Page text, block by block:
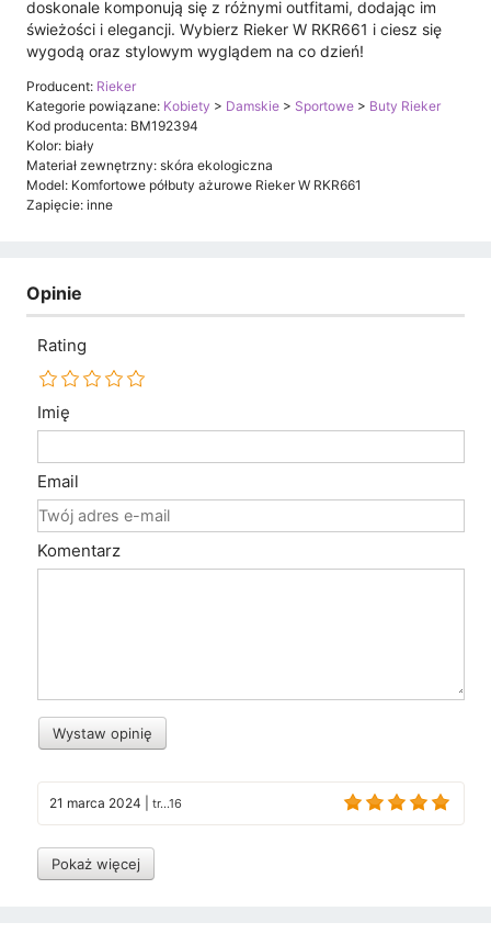
doskonale komponują się z różnymi outfitami, dodając im
świeżości i elegancji. Wybierz Rieker W RKR661 i ciesz się
wygodą oraz stylowym wyglądem na co dzień!
Producent: Rieker
Kategorie powiązane: Kobiety > Damskie > Sportowe > Buty Rieker
Kod producenta: BM192394
Kolor: biały
Materiał zewnętrzny: skóra ekologiczna
Model: Komfortowe półbuty ażurowe Rieker W RKR661
Zapięcie: inne
Opinie
Rating
Imię
Email
Komentarz
Wystaw opinię
21 marca 2024 tr...16
Pokaż więcej